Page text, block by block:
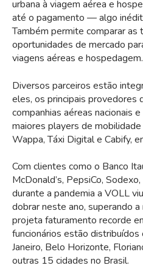
urbana à viagem aérea e
até o pagamento — algo
Também permite comparar as
oportunidades de mercado
viagens aéreas e hospedagem.
Diversos parceiros estão
eles, os principais provedores
companhias aéreas nacionais
maiores players de
Wappa, Táxi Digital e Cabify,
Com clientes como o Banco
McDonald’s, PepsiCo,
durante a pandemia a VOLL
dobrar neste ano, superando
projeta faturamento recorde
funcionários estão
Janeiro, Belo Horizonte,
outras 15 cidades no Brasil.